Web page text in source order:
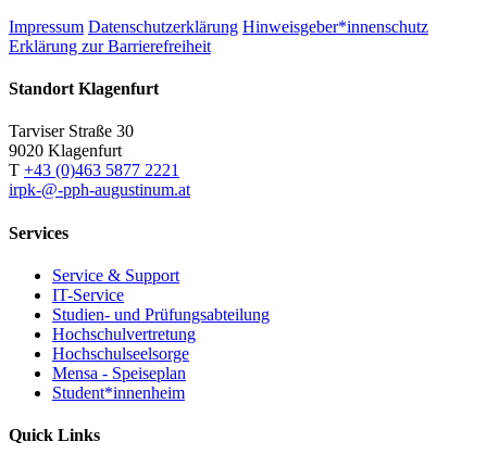
Impressum Datenschutzerklärung Hinweisgeber*innenschutz
Erklärung zur Barrierefreiheit
Standort Klagenfurt
Tarviser Straße 30
9020 Klagenfurt
T +43 (0)463 5877 2221
irpk-@-pph-augustinum.at
Services
Service & Support
IT-Service
Studien- und Prüfungsabteilung
Hochschulvertretung
Hochschulseelsorge
Mensa - Speiseplan
Student*innenheim
Quick Links